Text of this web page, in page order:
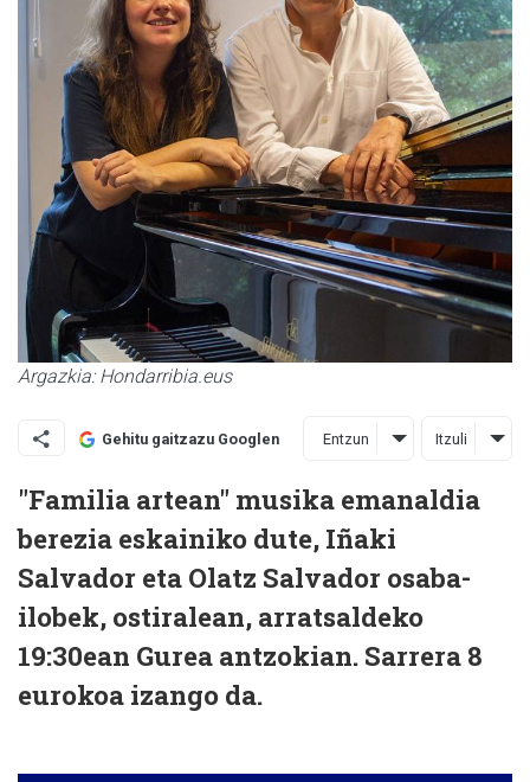
Argazkia: Hondarribia.eus
Gehitu gaitzazu Googlen Entzun Itzuli
"Familia artean" musika emanaldia
berezia eskainiko dute, Iñaki
Salvador eta Olatz Salvador osaba-
ilobek, ostiralean, arratsaldeko
19:30ean Gurea antzokian. Sarrera 8
eurokoa izango da.